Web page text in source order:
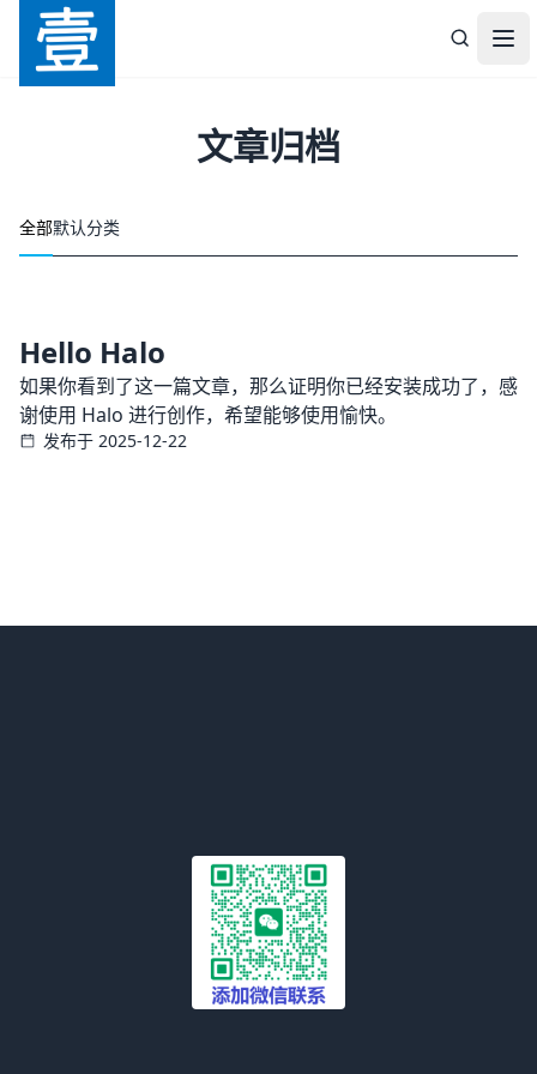
打
文章归档
全部默认分类
Hello Halo
如果你看到了这一篇文章，那么证明你已经安装成功了，感
谢使用 Halo 进行创作，希望能够使用愉快。
发布于 2025-12-22